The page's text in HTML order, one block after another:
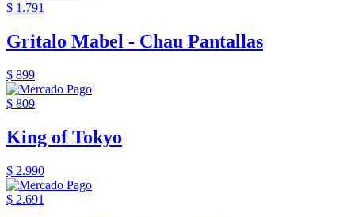
$ 1.791
Gritalo Mabel - Chau Pantallas
$ 899
$ 809
King of Tokyo
$ 2.990
$ 2.691